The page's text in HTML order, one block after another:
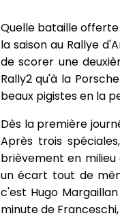
Quelle bataille
la saison au Rallye
de scorer une
Rally2 qu'à la
beaux pigistes en la
Dès la première
Après trois
brièvement en
un écart tout de
c'est Hugo
minute de